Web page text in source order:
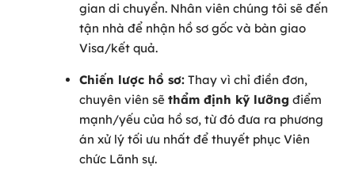
gian di chuyển. Nhân viên chúng tôi sẽ đến
tận nhà để nhận hồ sơ gốc và bàn giao
Visa/kết quả.
Chiến lược hồ sơ: Thay vì chỉ điền đơn,
chuyên viên sẽ thẩm định kỹ lưỡng điểm
mạnh/yếu của hồ sơ, từ đó đưa ra phương
án xử lý tối ưu nhất để thuyết phục Viên
chức Lãnh sự.